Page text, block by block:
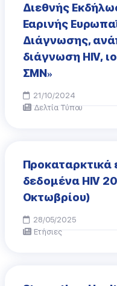
Διεθνής
Εαρινής
Διάγνωσης,
διάγνωση HIV,
ΣΜΝ»
21/10/2024
Δελτία Τύπου
Προκαταρκτικά
δεδομένα HIV
Οκτωβρίου)
28/05/2025
Ετήσιες